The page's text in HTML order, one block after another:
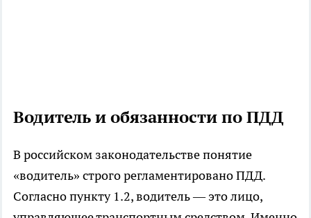
Водитель и обязанности по ПДД
В российском законодательстве понятие
«водитель» строго регламентировано ПДД.
Согласно пункту 1.2, водитель — это лицо,